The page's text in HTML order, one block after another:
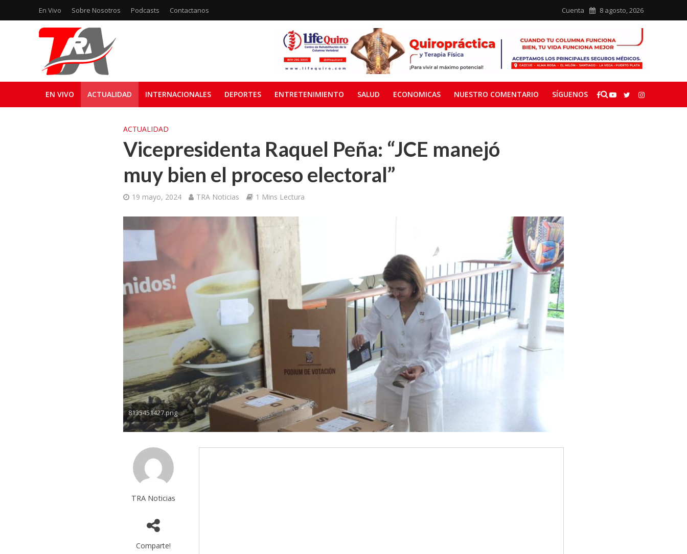
En Vivo Sobre Nosotros Podcasts Contactanos Cuenta 8 agosto, 2026
EN VIVO ACTUALIDAD INTERNACIONALES DEPORTES ENTRETENIMIENTO SALUD ECONOMICAS NUESTRO COMENTARIO SÍGUENOS
ACTUALIDAD
Vicepresidenta Raquel Peña: “JCE manejó
muy bien el proceso electoral”
19 mayo, 2024 TRA Noticias 1 Mins Lectura
8135451427.png
TRA Noticias
Comparte!